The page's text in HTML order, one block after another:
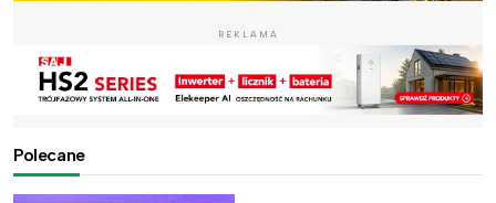
REKLAMA
Polecane